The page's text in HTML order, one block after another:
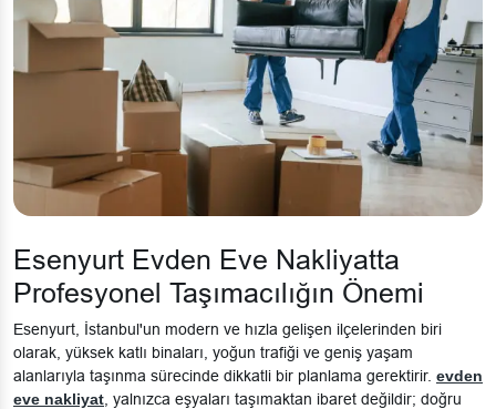
Esenyurt Evden Eve Nakliyatta
Profesyonel Taşımacılığın Önemi
Esenyurt, İstanbul'un modern ve hızla gelişen ilçelerinden biri
olarak, yüksek katlı binaları, yoğun trafiği ve geniş yaşam
alanlarıyla taşınma sürecinde dikkatli bir planlama gerektirir. evden
eve nakliyat , yalnızca eşyaları taşımaktan ibaret değildir; doğru